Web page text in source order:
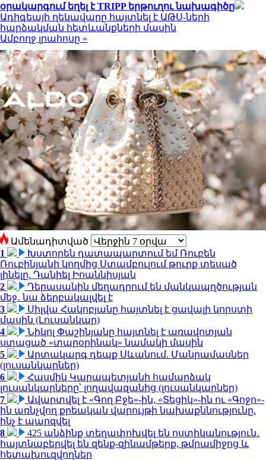
օրակարգում եղել է TRIPP երթուղու նախագիծը
Ադիգեայի ղեկավարը հայտնել է ԱԹՍ-ների
հարձակման հետևանքների մասին
Ամբողջ լրահոսը »
Ամենադիտված
1
Խստորեն դատապարտում եմ Ռուբեն
Ռուբինյանի կողմից Ստամբուլում թուրք տեսած
լինելը. Դանիել Իոաննիսյան
2
Դերասանին մեղադրում են մանկապղծության
մեջ․ նա ձերբակալվել է
3
Սիլվա Հակոբյանը հայտնել է ցավալի կորստի
մասին (Լուսանկար)
4
Նիկոլ Փաշինյանը հայտնել է առավոտյան
ստացած «տարօրինակ» նամակի մասին
5
Արտակարգ դեպք Սևանում. Մանրամասներ
(լուսանկարներ)
6
Հասմիկ Կարապետյանի համարձակ
լուսանկարները՝ լողավազանից (լուսանկարներ)
7
Ավարտվել է «Գող Բջե»-ին, «Տեցիկ»-ին ու «Գոջո»-
ին առնչվող քրեական վարույթի նախաքննությունը.
ինչ է պարզվել
8
425 անձինք տեղափոխվել են ոստիկանություն․
հայտնաբերվել են զենք-զինամթերք, թմրամիջոց և
հետախուզվողներ